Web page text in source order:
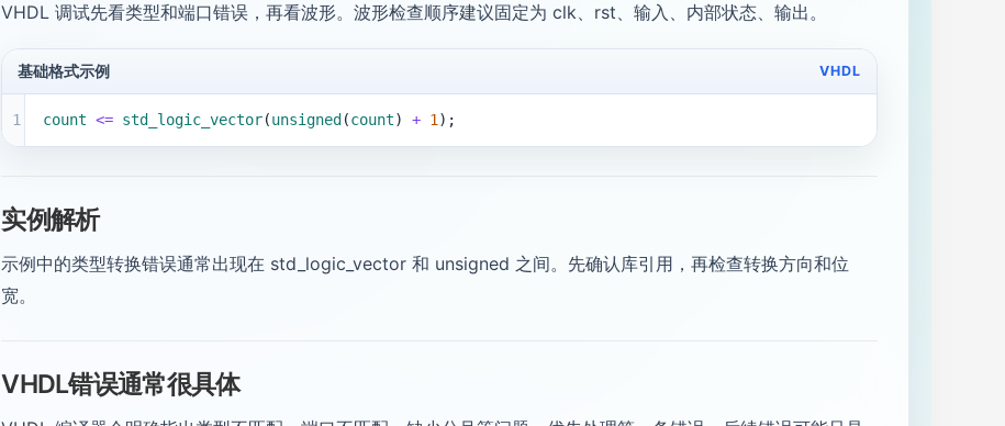
VHDL 调试先看类型和端口错误，再看波形。波形检查顺序建议固定为 clk、rst、输入、内部状态、输出。
基础格式示例 VHDL
1 count <= std_logic_vector(unsigned (count) + 1 );
实例解析
示例中的类型转换错误通常出现在 std_logic_vector 和 unsigned 之间。先确认库引用，再检查转换方向和位
宽。
VHDL错误通常很具体